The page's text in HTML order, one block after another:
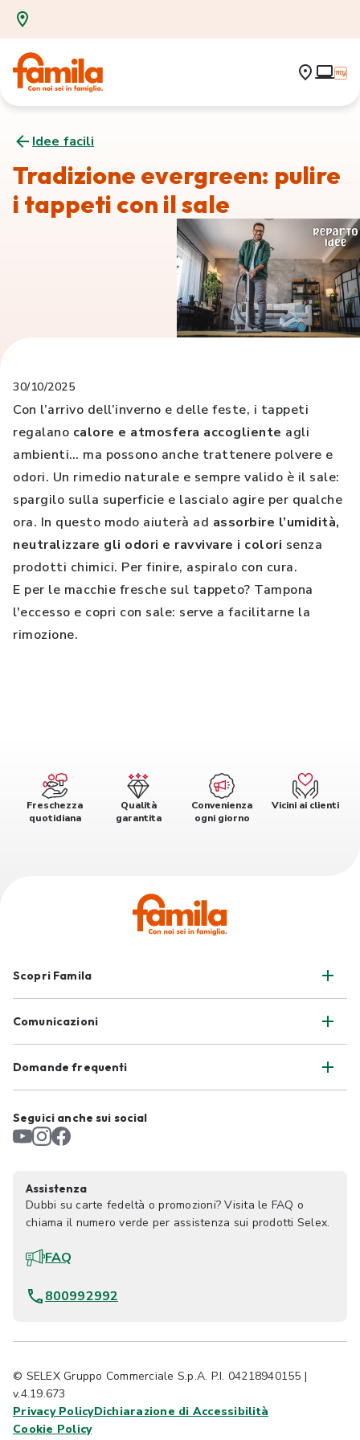
Idee facili
Tradizione evergreen: pulire
i tappeti con il sale
30/10/2025
Con l’arrivo dell’inverno e delle feste, i tappeti
regalano calore e atmosfera accogliente agli
ambienti… ma possono anche trattenere polvere e
odori. Un rimedio naturale e sempre valido è il sale:
spargilo sulla superficie e lascialo agire per qualche
ora. In questo modo aiuterà ad assorbire l’umidità,
neutralizzare gli odori e ravvivare i colori senza
prodotti chimici. Per finire, aspiralo con cura.
E per le macchie fresche sul tappeto? Tampona
l'eccesso e copri con sale: serve a facilitarne la
rimozione.
Freschezza
quotidiana
Qualità
garantita
Convenienza
ogni giorno
Vicini ai clienti
Scopri Famila
Comunicazioni
Domande frequenti
Seguici anche sui social
Assistenza
Dubbi su carte fedeltà o promozioni? Visita le FAQ o
chiama il numero verde per assistenza sui prodotti Selex.
FAQ
800992992
© SELEX Gruppo Commerciale S.p.A. P.I. 04218940155 |
v.4.19.673
Privacy PolicyDichiarazione di Accessibilità
Cookie Policy